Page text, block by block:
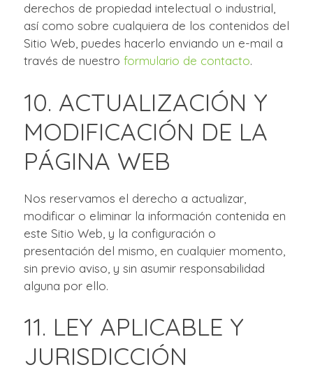
derechos de propiedad intelectual o industrial,
así como sobre cualquiera de los contenidos del
Sitio Web, puedes hacerlo enviando un e-mail a
través de nuestro formulario de contacto.
10. ACTUALIZACIÓN Y
MODIFICACIÓN DE LA
PÁGINA WEB
Nos reservamos el derecho a actualizar,
modificar o eliminar la información contenida en
este Sitio Web, y la configuración o
presentación del mismo, en cualquier momento,
sin previo aviso, y sin asumir responsabilidad
alguna por ello.
11. LEY APLICABLE Y
JURISDICCIÓN